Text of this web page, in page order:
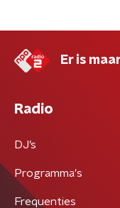
Er is
Radio
DJ’s
Programma's
Frequenties